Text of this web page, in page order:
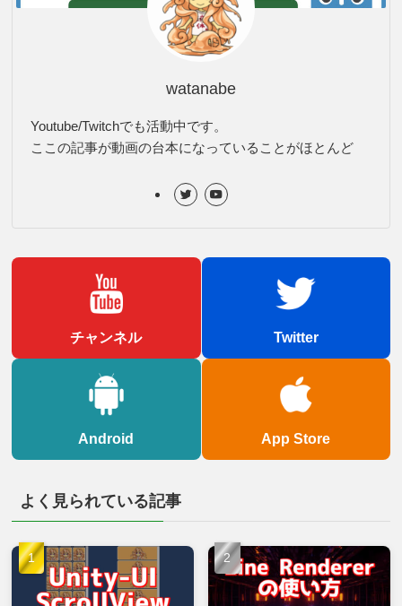
watanabe
Youtube/Twitchでも活動中です。
ここの記事が動画の台本になっていることがほとんど
チャンネル Twitter
Android App Store
よく見られている記事